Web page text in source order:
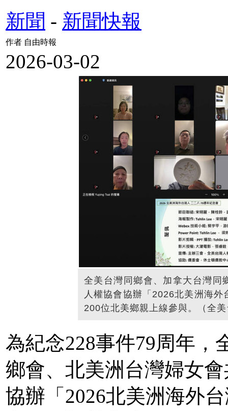
新聞 - 新聞快報
作者 自由時報
2026-03-02
全美台灣同鄉會、加拿大台灣同
人權協會協辦「2026北美洲海
200位北美鄉親上線參與。（全
為紀念228事件79周年，
鄉會、北美洲台灣婦女
協辦「2026北美洲海外